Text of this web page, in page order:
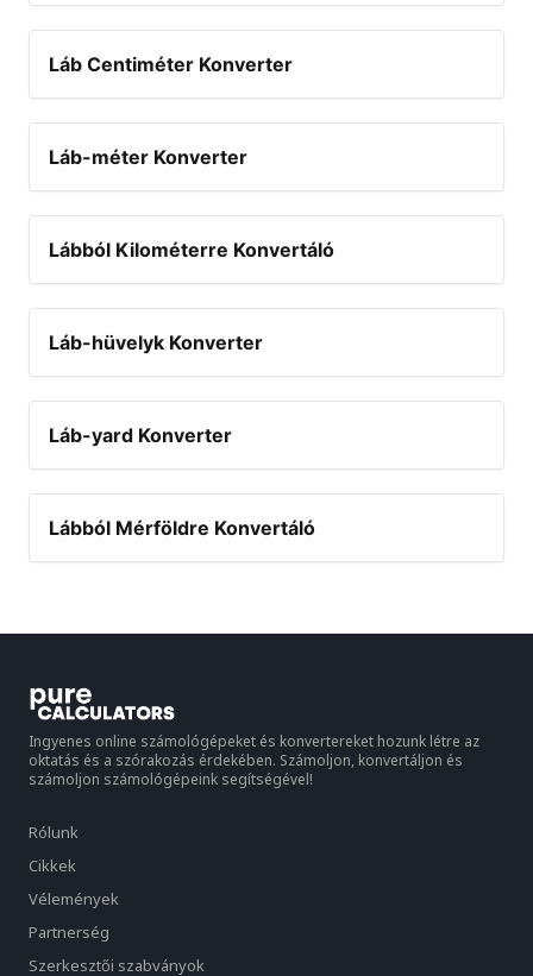
Láb Centiméter Konverter
Láb-méter Konverter
Lábból Kilométerre Konvertáló
Láb-hüvelyk Konverter
Láb-yard Konverter
Lábból Mérföldre Konvertáló
Ingyenes online számológépeket és konvertereket hozunk létre az
oktatás és a szórakozás érdekében. Számoljon, konvertáljon és
számoljon számológépeink segítségével!
Rólunk
Cikkek
Vélemények
Partnerség
Szerkesztői szabványok